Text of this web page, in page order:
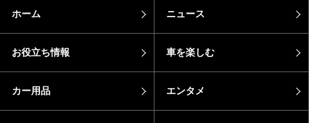
ホーム ニュース
お役立ち情報 車を楽しむ
カー用品 エンタメ